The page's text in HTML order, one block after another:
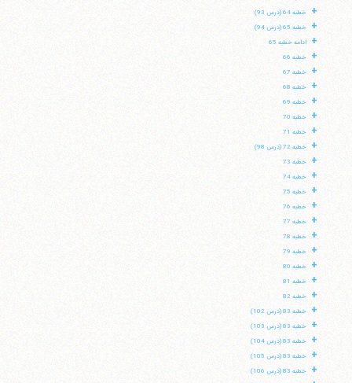
+ خطبه 64 (درس 93)
+ خطبه 65 (درس 94)
+ ادامه خطبه 65
+ خطبه 66
+ خطبه 67
+ خطبه 68
+ خطبه 69
+ خطبه 70
+ خطبه 71
+ خطبه 72 (درس 98)
+ خطبه 73
+ خطبه 74
+ خطبه 75
+ خطبه 76
+ خطبه 77
+ خطبه 78
+ خطبه 79
+ خطبه 80
+ خطبه 81
+ خطبه 82
+ خطبه 83 (درس 102)
+ خطبه 83 (درس 103)
+ خطبه 83 (درس 104)
+ خطبه 83 (درس 105)
+ خطبه 83 (درس 106)